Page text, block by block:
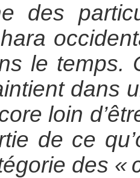
des
le temps.
dans
loin
de ce
des «